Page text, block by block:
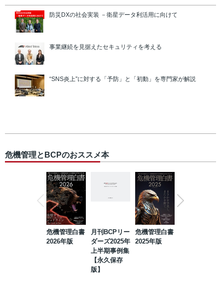
防災DXの社会実装 －衛星データ利活用に向けて
事業継続を見据えたセキュリティを考える
“SNS炎上”に対する「予防」と「初動」を専門家が解説
危機管理とBCPのおススメ本
危機管理白書
2026年版
月刊BCPリー
ダーズ2025年
上半期事例集
【永久保存
版】
危機管理白書
2025年版